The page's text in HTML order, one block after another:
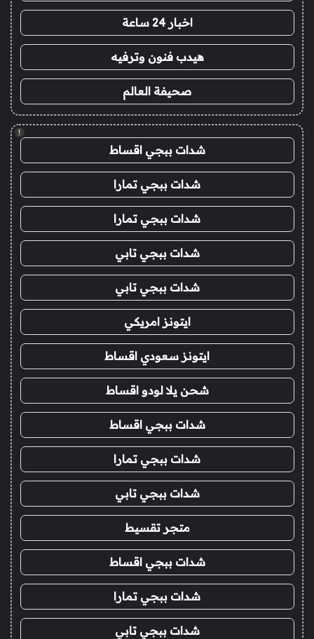
اخبار 24 ساعة
هيدب فنون وترفيه
صحيفة العالم
!
شدات ببجي اقساط
شدات ببجي تمارا
شدات ببجي تمارا
شدات ببجي تابي
شدات ببجي تابي
ايتونز امريكي
ايتونز سعودي اقساط
شحن يلا لودو اقساط
شدات ببجي اقساط
شدات ببجي تمارا
شدات ببجي تابي
متجر تقسيط
شدات ببجي اقساط
شدات ببجي تمارا
شدات ببجي تابي